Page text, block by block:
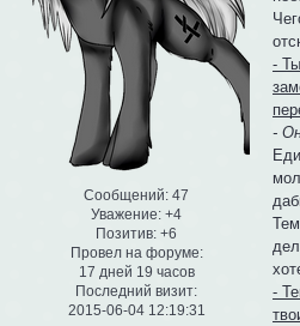
Сообщений: 47
Уважение: +4
Позитив: +6
Провел на форуме:
17 дней 19 часов
Последний визит:
2015-06-04 12:19:31
-
-
-